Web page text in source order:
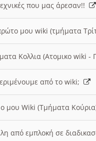
που μας άρεσαν!!
μου wiki (τμήματα
Κολλια (Ατομικο wiki
από το wiki;
μου Wiki (Τμήματα
από εμπλοκή σε